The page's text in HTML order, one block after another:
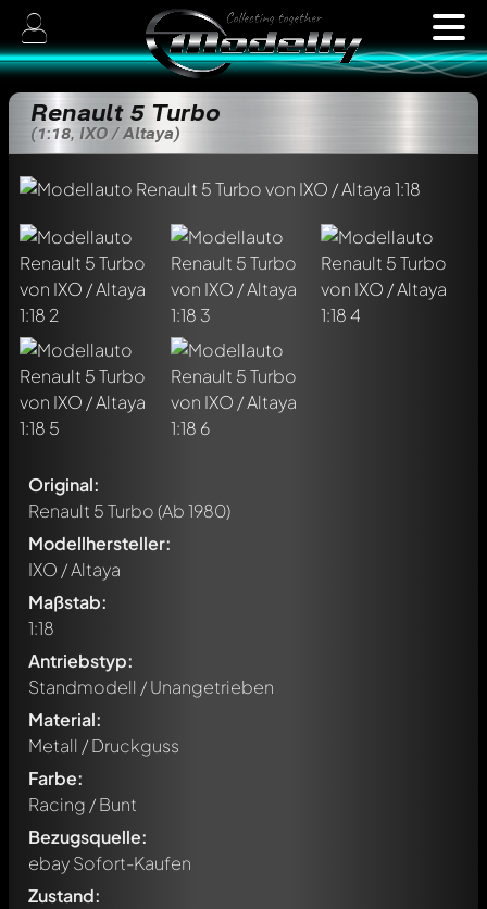
Renault 5 Turbo
(1:18, IXO / Altaya)
Original:
Renault 5 Turbo(Ab 1980)
Modellhersteller:
IXO / Altaya
Maßstab:
1:18
Antriebstyp:
Standmodell / Unangetrieben
Material:
Metall / Druckguss
Farbe:
Racing / Bunt
Bezugsquelle:
ebay Sofort-Kaufen
Zustand: